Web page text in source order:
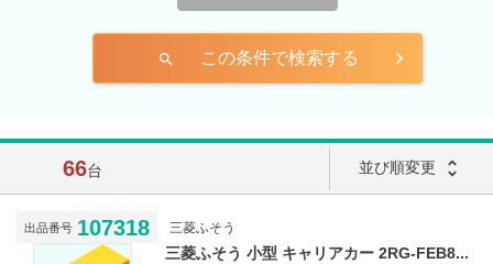
search この条件で検索する
66台 並び順変更 unfold_more
出品番号 107318 三菱ふそう
三菱ふそう 小型 キャリアカー 2RG-FEB8...